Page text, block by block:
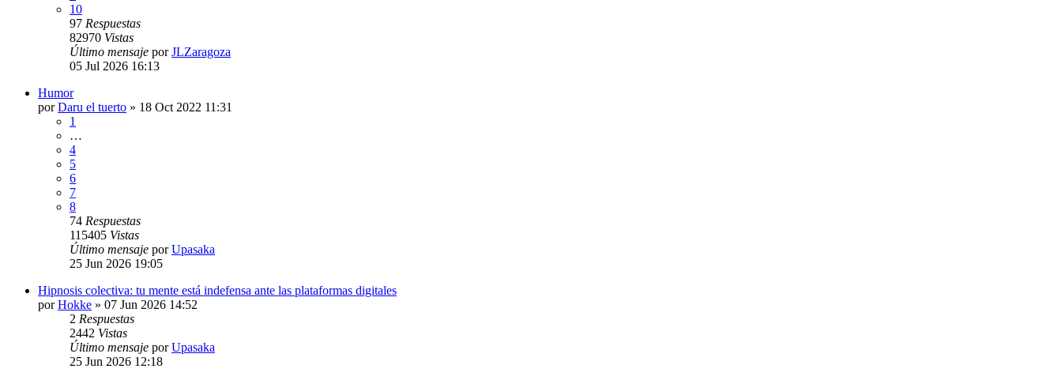
10
97 Respuestas
82970 Vistas
Último mensaje porJLZaragoza
05 Jul 2026 16:13
Humor
porDaru el tuerto » 18 Oct 2022 11:31
1
…
4
5
6
7
8
74 Respuestas
115405 Vistas
Último mensaje porUpasaka
25 Jun 2026 19:05
Hipnosis colectiva: tu mente está indefensa ante las plataformas digitales
porHokke » 07 Jun 2026 14:52
2 Respuestas
2442 Vistas
Último mensaje porUpasaka
25 Jun 2026 12:18